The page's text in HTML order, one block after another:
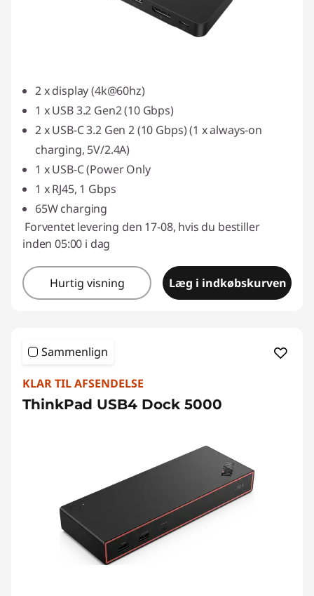
2 x display (4k@60hz)
1 x USB 3.2 Gen2 (10 Gbps)
2 x USB-C 3.2 Gen 2 (10 Gbps) (1 x always-on
charging, 5V/2.4A)
1 x USB-C (Power Only
1 x RJ45, 1 Gbps
65W charging
Forventet levering den 17-08, hvis du bestiller
inden 05:00 i dag
Hurtig visning Læg i indkøbskurven
Sammenlign
KLAR TIL AFSENDELSE
ThinkPad USB4 Dock 5000